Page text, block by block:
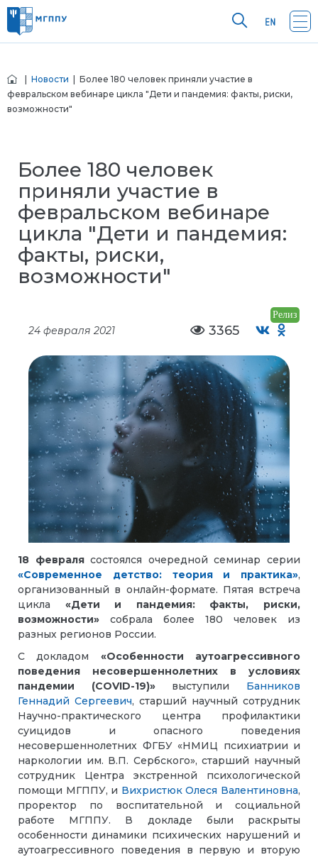
Новости | Более 180 человек приняли участие в
февральском вебинаре цикла "Дети и пандемия: факты, риски,
возможности"
Более 180 человек
приняли участие в
февральском вебинаре
цикла "Дети и пандемия:
факты, риски,
возможности"
Релиз
24 февраля 2021 3365
18 февралясостоялся очередной семинар серии
«Современное детство: теория и практика»,
организованный в онлайн-формате. Пятая встреча
цикла «Дети и пандемия: факты, риски,
возможности» собрала более 180 человек из
разных регионов России.
С докладом «Особенности аутоагрессивного
поведения несовершеннолетних в условиях
пандемии (COVID-19)»выступили Банников
Геннадий Сергеевич, старший научный сотрудник
Научно-практического центра профилактики
суицидов и опасного поведения
несовершеннолетних ФГБУ «НМИЦ психиатрии и
наркологии им. В.П. Сербского», старший научный
сотрудник Центра экстренной психологической
помощи МГППУ, и Вихристюк Олеся Валентиновна,
проректор по воспитательной и социальной
работе МГППУ. В докладе были раскрыты
особенности динамики психических нарушений и
аутоагрессивного поведения в первую и вторую